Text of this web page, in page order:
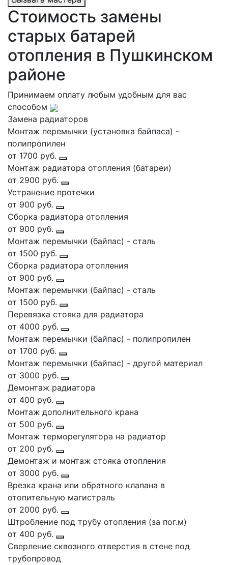
Стоимость замены
старых батарей
отопления в Пушкинском
районе
Принимаем оплату любым удобным для вас
способом
Замена радиаторов
Монтаж перемычки (установка байпаса) -
полипропилен
от 1700 руб.
Монтаж радиатора отопления (батареи)
от 2900 руб.
Устранение протечки
от 900 руб.
Сборка радиатора отопления
от 900 руб.
Монтаж перемычки (байпас) - сталь
от 1500 руб.
Сборка радиатора отопления
от 900 руб.
Монтаж перемычки (байпас) - сталь
от 1500 руб.
Перевязка стояка для радиатора
от 4000 руб.
Монтаж перемычки (байпас) - полипропилен
от 1700 руб.
Монтаж перемычки (байпас) - другой материал
от 3000 руб.
Демонтаж радиатора
от 400 руб.
Монтаж дополнительного крана
от 500 руб.
Монтаж терморегулятора на радиатор
от 200 руб.
Демонтаж и монтаж стояка отопления
от 3000 руб.
Врезка крана или обратного клапана в
отопительную магистраль
от 2000 руб.
Штробление под трубу отопления (за пог.м)
от 400 руб.
Сверление сквозного отверстия в стене под
трубопровод